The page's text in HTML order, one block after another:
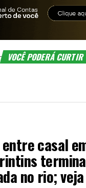
VOCÊ PODERÁ CURTIR
casal
no rio;